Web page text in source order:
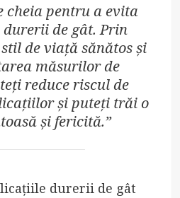
cheia pentru a evita
de gât. Prin
de viață sănătos și
măsurilor de
reduce riscul de
și puteți trăi o
și fericită.”
durerii de gât